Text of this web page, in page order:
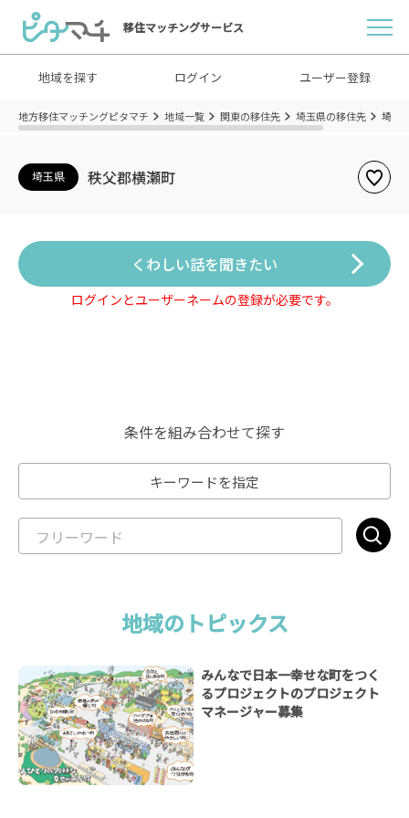
移住マッチングサービス
地域を探す ログイン ユーザー登録
地方移住マッチングピタマチ 地域一覧 関東の移住先 埼玉県の移住先 埼玉
埼玉県 秩父郡横瀬町
くわしい話を聞きたい
ログインとユーザーネームの登録が必要です。
条件を組み合わせて探す
キーワードを指定
地域のトピックス
みんなで日本一幸せな町をつく
るプロジェクトのプロジェクト
マネージャー募集